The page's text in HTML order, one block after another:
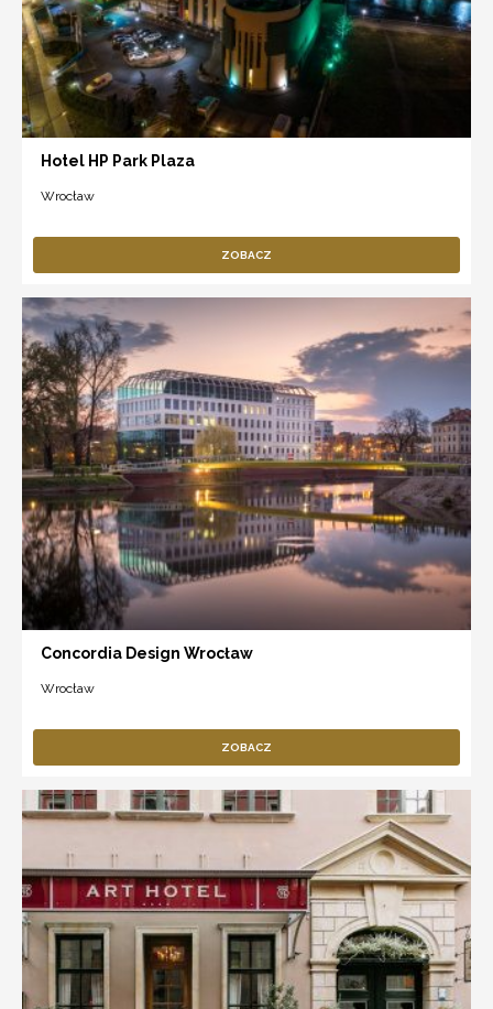
Hotel HP Park Plaza
Wrocław
ZOBACZ
Concordia Design Wrocław
Wrocław
ZOBACZ